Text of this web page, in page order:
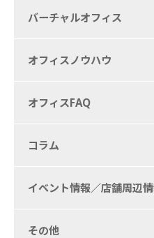
バーチャルオフィス
オフィスノウハウ
オフィスFAQ
コラム
イベント情報／店舗周辺
その他